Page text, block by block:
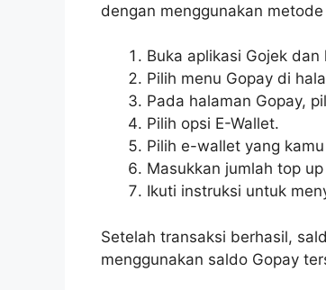
dengan menggunakan
Buka aplikasi Gojek
Pilih menu Gopay di
Pada halaman Gopay,
Pilih opsi E-Wallet.
Pilih e-wallet yang
Masukkan jumlah top
Ikuti instruksi untuk
Setelah transaksi berhasil,
menggunakan saldo Gopay